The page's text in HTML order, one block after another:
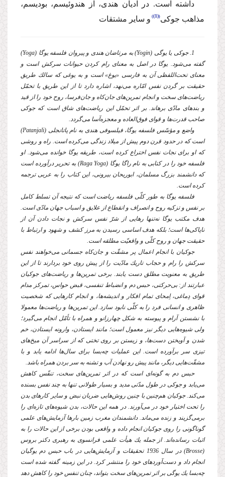
داشته است. در ادیان هندى، از هندوئیسم، بودیسم،
مذاهب جوكى (1) و سایر مشتقات
1. جوكى یا یوگى ( Yogin) به مرتاضان هندى و پیروان فلسفه یوگا (Yoga
)
گفته مى‌شود. یوگا در اصل به معناى رام كردن حیوانات سركش است و
معناى تحت‌اللفظى آن به فارسى «یوغ» است و به یوغى كه سالك طریق
حقیقت بر گردن نفس امّاره مى‌نهد، اشاره دارد تا از این طریق با تحمّل
ریاضت‌هاى سخت و انجام تمرین‌هاى جان‌كاه و جان‌فرسا، روح خود را از قید
و بندهاى مادّى برهاند. بر اثر تحمّل این ریاضت‌هاى شاق است كه جوكى
صاحب قدرت‌ها و قواى فوق‌العاده و معجزه‌آسا مى‌گردد.
واضع و مؤسّس فلسفه یوگا، فیلسوفى هندى به نام پاتانجلى (Patanjali
)
است كه در حدود قرن دوم پیش از میلاد زندگى مى‌كرده است. راه و روشى
كه او براى نجات نفس اختراع كرده است، طریقه یوگا خوانده مى‌شود. او
فلسفه خود را در كتابى به نام راگا یوگا (Raga Yoga) به تحریر درآورده است
كه دانشمند بزرگ مسلمان، ابوریحان بیرونى، این كتاب را به عربى ترجمه
كرده است.
فلسفه یوگا به طور كلّى فلسفه ریاضت است كه نتیجه آن تسلط كامل
بر نفس و تزكیه روح و انصراف و انقطاع از علایق و اسباب جهان مادّى است.
هدف مكتب یوگا نه‌تنها رهایى از شرّ نفس سركش و نجات دادن آن از
ناپاكى‌ها است؛ بلكه هدف اساسى رسیدن به مرز كشف و شهود و ارتباط با
حقیقت جهان و روح كلّى و واقعیّت مطلقه است.
جوكیان با انجام اعمال پر مشقّت و جان‌كاه جسمانى مى‌خواهند نفس
سركش را رام و حجاب تاریك مادّیت را از پیش روى خود بردارند تا از این
طریق به معنویت مطلق دست یابند. برخى تمرین‌ها و ریاضت‌هاى جوكیان
عبارتند از: بى‌حركتى، حبس دم و انضباط تنفسى، قبض حواس، تمركز مدام
قواى دِماغى، اِمحاى تمام افكار و اندیشه‌ها، و انجام كارهایى كه شخصیت
ظاهرى و انسانى فرد را به كلّى نابود سازد. این تمرین‌ها و ریاضت‌ها معمولا
با نشستن آرام و پیوسته به شكل چهارزانو و همراه با تأمّل انجام مى‌گیرد؛
ولى شیوه‌هایى دیگر نیز معمول است؛ مانند ایستادن، وارونه ایستادن، خم
شدن و آویختن دست‌ها، و زیستن بر روى تختى كه از سراسر آن میخ‌هاى
تیزى سر برآورده است. این عملیات چه‌بسا براى سال‌ها ادامه یابد و با
مشقّت‌هایى دیگر، مانند پیش رو نهادن آب و تشنه به سر بردن همراه باشد.
حبس دم به گونه‌اى است كه در اثر تمرین‌هاى سخت، تنفّس كاهش
مى‌یابد و جوكى در طول مدّتى مدید و بسیار طولانى تنها به چند نفس بسنده
مى‌كند. جوكیان هم‌چنین با چنین روش‌هایى ضربان نبض و سایر كارهاى بدن
را تحت اختیار خود در مى‌آورند. در همه این حالات، بدن شیوه‌هاى تازه‌اى را
بر‌مى‌گزیند و زنده مى‌ماند. دانشمندان مغرب زمین بارها آزمایش‌هاى علمى
گوناگونى را روى جوكیان انجام داده و واقعى بودن برخى از این حالات را به
اثبات رسانده‌اند. از جمله یك هیأت علمى فرانسوى به رهبرى دكتر بروس
(
Brosse
) در سال 1936 تحقیقات و آزمایش‌هایى در باب حبس دم یوگیان
انجام داد و دست‌آوردهاى خود را منتشر كرد. در این زمینه گفته شده است
چه‌بسا یك یوگى بر اثر تمرین‌هاى سخت بتواند، چنان تنفس خود را كاهش دهد